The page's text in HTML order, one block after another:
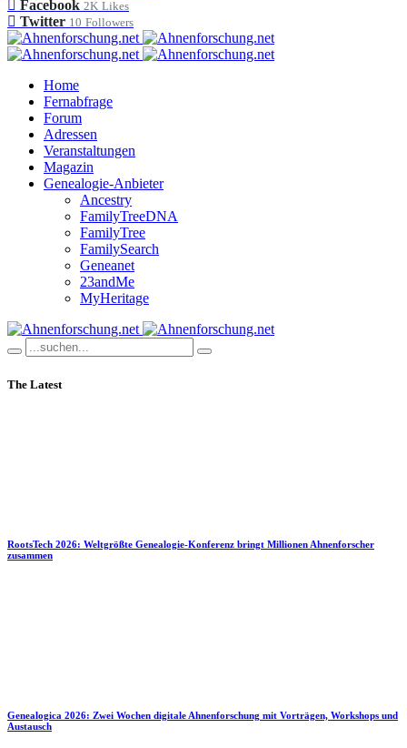
Facebook 2K Likes
Twitter 10 Followers
Home
Fernabfrage
Forum
Adressen
Veranstaltungen
Magazin
Genealogie-Anbieter
Ancestry
FamilyTreeDNA
FamilyTree
FamilySearch
Geneanet
23andMe
MyHeritage
The Latest
RootsTech 2026: Weltgrößte Genealogie-Konferenz bringt Millionen Ahnenforscher
zusammen
Genealogica 2026: Zwei Wochen digitale Ahnenforschung mit Vorträgen, Workshops und
Austausch